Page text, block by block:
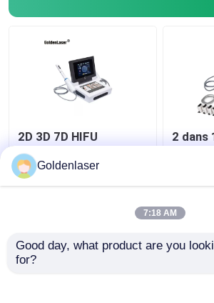
2D 3D 7D HIFU
amincissant machine
de congélation
portative de corps de
Contact
2 dans
pour
Goldenlaser
7:18 AM
Good day, what product are you
for?